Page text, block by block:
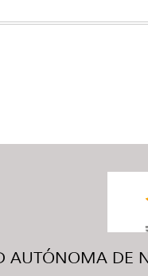
AUTÓNOMA DE